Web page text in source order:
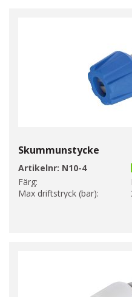
Skummunstycke
Artikelnr: N10-4
Färg:
Max driftstryck (bar):